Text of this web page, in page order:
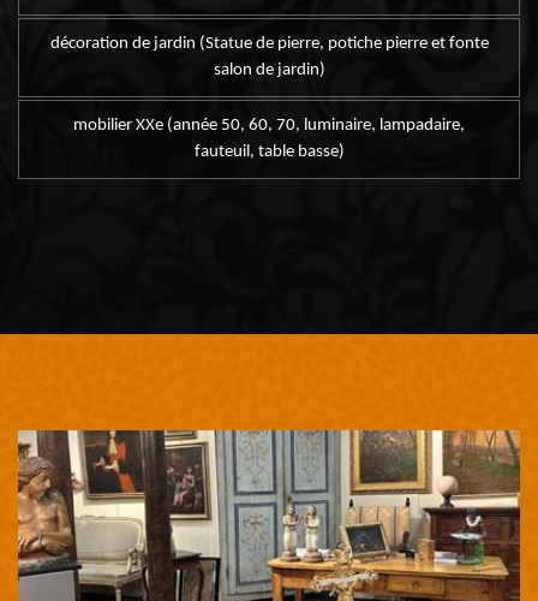
décoration de jardin (Statue de pierre, potiche pierre et fonte
salon de jardin)
mobilier XXe (année 50, 60, 70, luminaire, lampadaire,
fauteuil, table basse)